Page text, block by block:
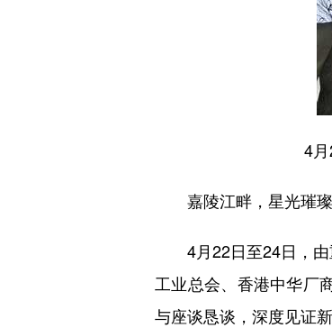
4
嘉陵江畔，星光璀璨
4月22日至24日，由
工业总会、香港中华厂
与座谈恳谈，深度见证